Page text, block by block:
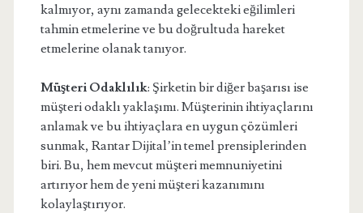
kalmıyor, aynı zamanda gelecekteki eğilimleri
tahmin etmelerine ve bu doğrultuda hareket
etmelerine olanak tanıyor.
Müşteri Odaklılık: Şirketin bir diğer başarısı ise
müşteri odaklı yaklaşımı. Müşterinin ihtiyaçlarını
anlamak ve bu ihtiyaçlara en uygun çözümleri
sunmak, Rantar Dijital’in temel prensiplerinden
biri. Bu, hem mevcut müşteri memnuniyetini
artırıyor hem de yeni müşteri kazanımını
kolaylaştırıyor.